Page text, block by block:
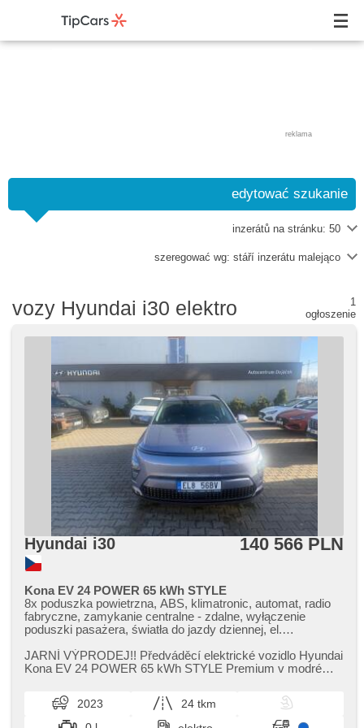
reklama
edytować szukanie
inzerátů na stránku: 50
szeregować wg: stáří inzerátu malejąco
vozy Hyundai i30 elektro
1
ogłoszenie
Hyundai i30 140 566 PLN
Kona EV 24 POWER 65 kWh STYLE
8x poduszka powietrzna, ABS, klimatronic, automat, radio
fabryczne, zamykanie centralne - zdalne, wyłączenie
poduszki pasażera, światła do jazdy dziennej, el.
lusterka, el. otwieranie bagażnika, el. lusterka, head-up
display, asystent martwego pola, immobilizer, felgi
kierownica, komputer pokładowy, spełnia EURO VI, napęd
4x2, wspomaganie układu kierowniczego,
przeciwpoślizgowy system kół (ASR), nawigacja satelitarna,
JARNÍ VÝPRODEJ!! Předváděcí elektrické vozidlo Hyundai
Kona EV 24 POWER 65 kWh STYLE Premium v modré
2023
24 tkm